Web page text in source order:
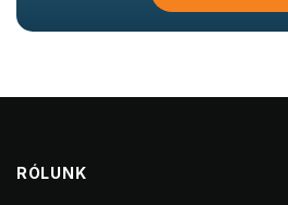
RÓLUNK